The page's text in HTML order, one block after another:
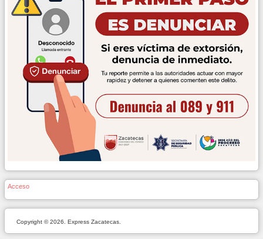
Acceso
Copyright © 2026. Express Zacatecas.